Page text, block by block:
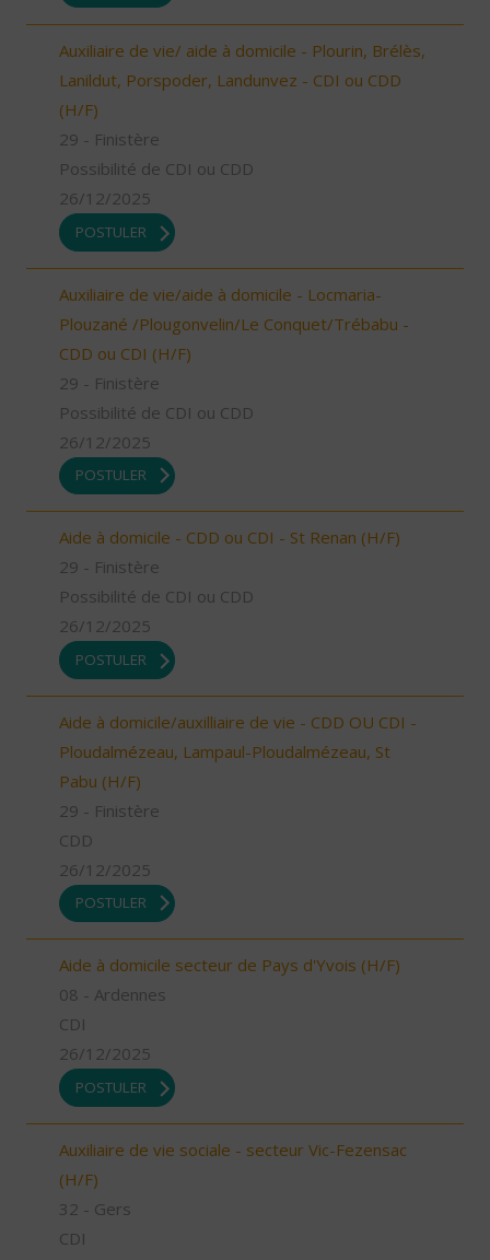
Auxiliaire de vie/ aide à domicile - Plourin, Brélès,
Lanildut, Porspoder, Landunvez - CDI ou CDD
(H/F)
29 - Finistère
Possibilité de CDI ou CDD
26/12/2025
POSTULER
Auxiliaire de vie/aide à domicile - Locmaria-
Plouzané /Plougonvelin/Le Conquet/Trébabu -
CDD ou CDI (H/F)
29 - Finistère
Possibilité de CDI ou CDD
26/12/2025
POSTULER
Aide à domicile - CDD ou CDI - St Renan (H/F)
29 - Finistère
Possibilité de CDI ou CDD
26/12/2025
POSTULER
Aide à domicile/auxilliaire de vie - CDD OU CDI -
Ploudalmézeau, Lampaul-Ploudalmézeau, St
Pabu (H/F)
29 - Finistère
CDD
26/12/2025
POSTULER
Aide à domicile secteur de Pays d'Yvois (H/F)
08 - Ardennes
CDI
26/12/2025
POSTULER
Auxiliaire de vie sociale - secteur Vic-Fezensac
(H/F)
32 - Gers
CDI